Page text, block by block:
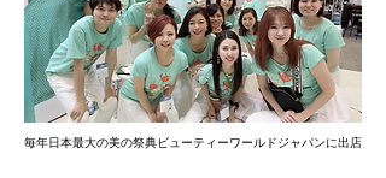
毎年日本最大の美の祭典ビューティーワールドジャパンに出店